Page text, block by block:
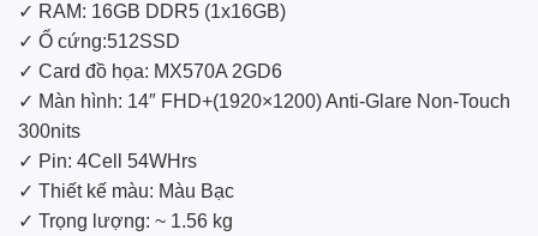
✓ RAM: 16GB DDR5 (1x16GB)
✓ Ổ cứng:512SSD
✓ Card đồ họa: MX570A 2GD6
✓ Màn hình: 14″ FHD+(1920×1200) Anti-Glare Non-Touch
300nits
✓ Pin: 4Cell 54WHrs
✓ Thiết kế màu: Màu Bạc
✓ Trọng lượng: ~ 1.56 kg